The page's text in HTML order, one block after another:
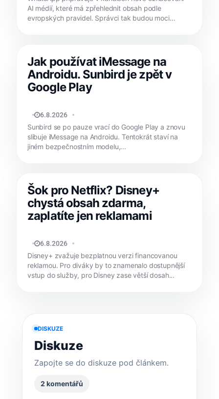
AI médií, které má zpřehlednit obsah podle
evropských pravidel. Správci tak budou moci
Jak používat iMessage na
Androidu. Sunbird je zpět v
Google Play
MATYÁŠ KOZÁK
6.8.2026
Sunbird se po pauze vrací do Google Play a znovu
slibuje iMessage na Androidu. Tentokrát staví na
jiném bezpečnostním modelu,...
Šok pro Netflix? Disney+
chystá obsah zdarma,
zaplatíte jen reklamami
MATYÁŠ KOZÁK
6.8.2026
Disney+ zvažuje bezplatnou verzi financovanou
reklamou. Pro diváky by to znamenalo dostupnější
vstup do služby, pro Disney zase větší dosah...
DISKUZE
Diskuze
Zapojte se do diskuze pod článkem.
2 komentářů